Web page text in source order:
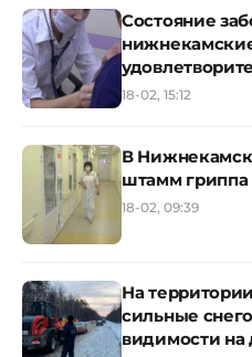
Состояние
18-02, 15:12
В
штамм гриппа
18-02, 09:39
На
сильные
видимости на